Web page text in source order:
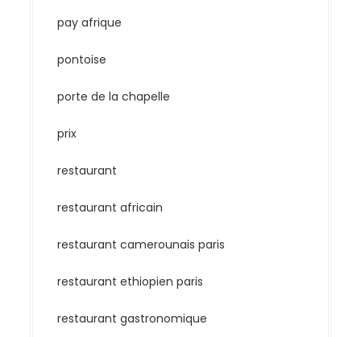
pay afrique
pontoise
porte de la chapelle
prix
restaurant
restaurant africain
restaurant camerounais paris
restaurant ethiopien paris
restaurant gastronomique